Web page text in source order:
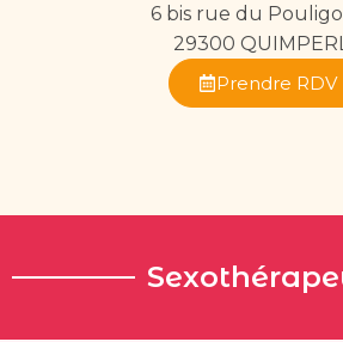
6 bis rue du
29300
Prendre RDV